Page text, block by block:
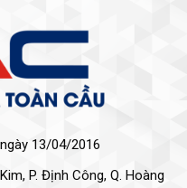
13/04/2016
P. Định Công, Q. Hoàng